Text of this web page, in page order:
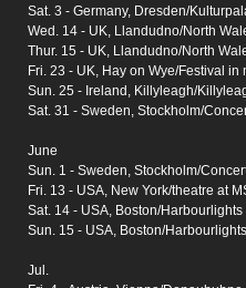
Sat. 3 - Germany, Dresden/
Wed. 14 - UK, Llandudno/North
Thur. 15 - UK, Llandudno/North
Fri. 23 - UK, Hay on Wye/Festival in
Sun. 25 - Ireland, Killyleagh/
Sat. 31 - Sweden, Stockholm/
June
Sun. 1 - Sweden, Stockholm/
Fri. 13 - USA, New York/theatre at
Sat. 14 - USA, Boston/Harbourlights
Sun. 15 - USA, Boston/Harbourlights
Jul.